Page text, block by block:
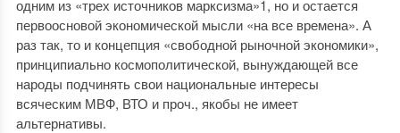
одним из «трех источников марксизма»1, но и остается
первоосновой экономической мысли «на все времена». А
раз так, то и концепция «свободной рыночной экономики»,
принципиально космополитической, вынуждающей все
народы подчинять свои национальные интересы
всяческим МВФ, ВТО и проч., якобы не имеет
альтернативы.